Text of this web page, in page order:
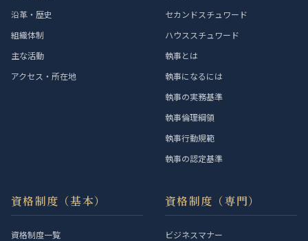
沿革・歴史
組織体制
主な活動
アクセス・所在地
セカンドスチュワード
ハウススチュワード
執事とは
執事になるには
執事の実務基準
執事倫理綱領
執事行動規範
執事の認定基準
資格制度（基本）
資格制度一覧
資格制度（専門）
ビジネスマナー